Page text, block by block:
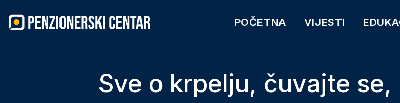
content
POČETNA VIJESTI
Sve o krpelju, čuvajte